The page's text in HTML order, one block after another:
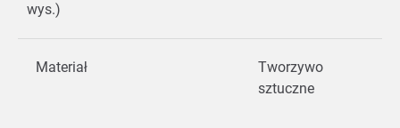
wys.)
Materiał
Tworzywo
sztuczne